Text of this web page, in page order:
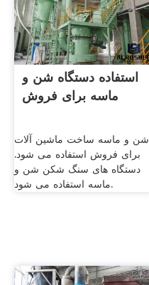
استفاده دستگاه شن و
ماسه برای فروش
شن و ماسه ساخت ماشین آلات
برای فروش استفاده می شود.
دستگاه های سنگ شکن شن و
ماسه استفاده می شود.